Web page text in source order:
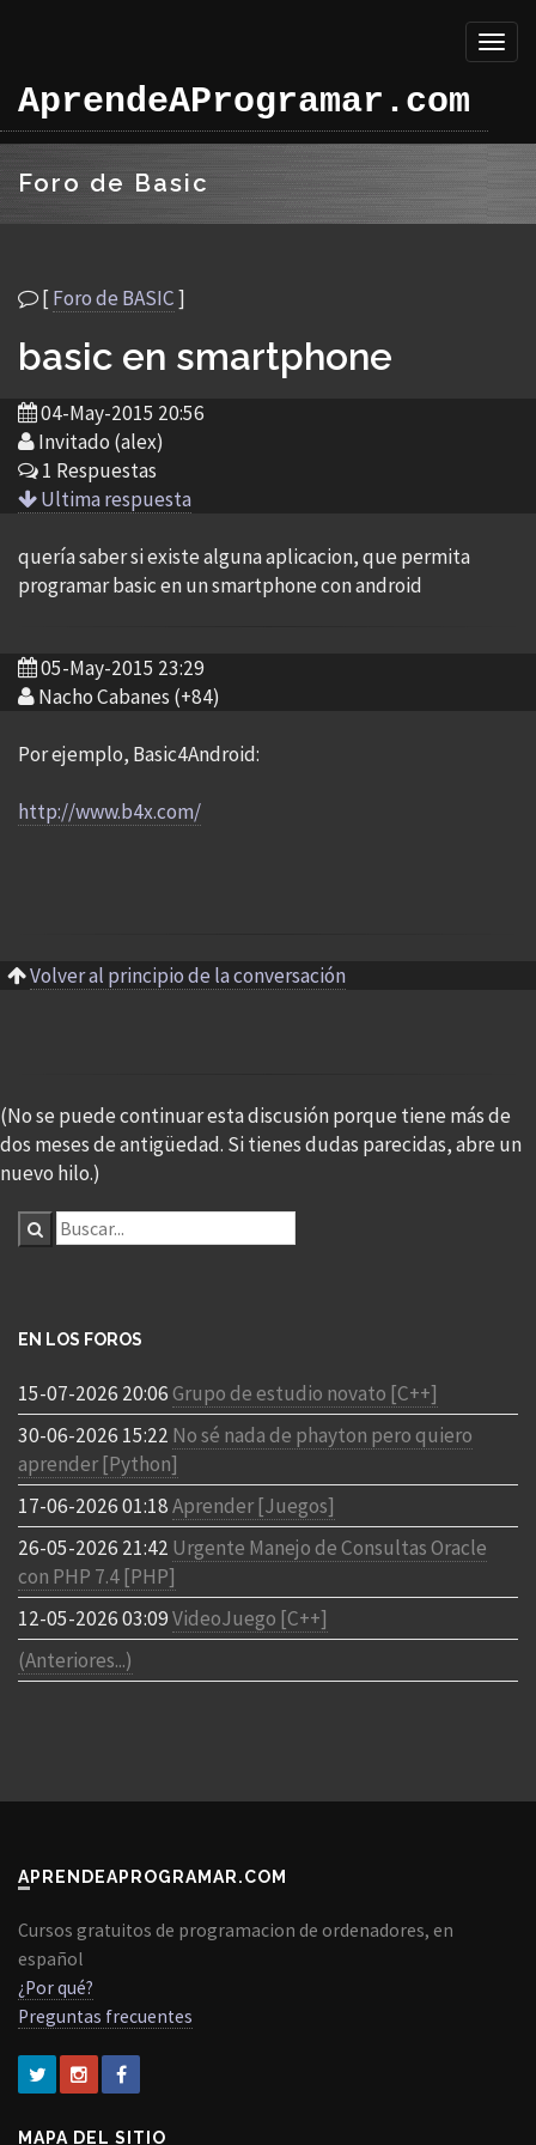
AprendeAProgramar.com
Foro de Basic
[Foro de BASIC]
basic en smartphone
04-May-2015 20:56
Invitado (alex)
1 Respuestas
Ultima respuesta
quería saber si existe alguna aplicacion, que permita
programar basic en un smartphone con android
05-May-2015 23:29
Nacho Cabanes (+84)
Por ejemplo, Basic4Android:
http://www.b4x.com/
Volver al principio de la conversación
(No se puede continuar esta discusión porque tiene más de
dos meses de antigüedad. Si tienes dudas parecidas, abre un
nuevo hilo.)
EN LOS FOROS
15-07-2026 20:06Grupo de estudio novato [C++]
30-06-2026 15:22 No sé nada de phayton pero quiero
aprender [Python]
17-06-2026 01:18Aprender [Juegos]
26-05-2026 21:42 Urgente Manejo de Consultas Oracle
con PHP 7.4 [PHP]
12-05-2026 03:09VideoJuego [C++]
(Anteriores...)
APRENDEAPROGRAMAR.COM
Cursos gratuitos de programacion de ordenadores, en
español
¿Por qué?
Preguntas frecuentes
MAPA DEL SITIO